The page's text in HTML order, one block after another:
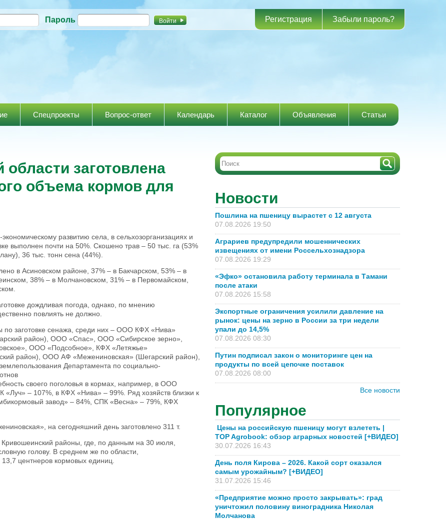
Перейти к
содержанию
Пароль Регистрация Забыли пароль?
Спецпроекты Вопрос-ответ Календарь Каталог Объявления Статьи
заготовлена
объема кормов для
развитию села, в сельхозорганизациях и
выполнен почти на 50%. Скошено трав – 50 тыс. га (53%
36 тыс. тонн сена (44%).
в Асиновском районе, 37% – в Бакчарском, 53% – в
38% – в Молчановском, 31% – в Первомайском,
дождливая погода, однако, по мнению
повлиять не должно.
по заготовке сенажа, среди них – ООО КФХ «Нива»
район), ООО «Спас», ООО «Сибирское зерно»,
ООО «Подсобное», КФХ «Летяжье»
район), ООО АФ «Межениновская» (Шегарский район),
Департамента по социально-
своего поголовья в кормах, например, в ООО
«Луч» – 107%, в КФХ «Нива» – 99%. Ряд хозяйств близки к
завод» – 84%, СПК «Весна» – 79%, КФХ
на сегодняшний день заготовлено 311 т.
районы, где, по данным на 30 июля,
голову. В среднем же по области,
центнеров кормовых единиц.
Новости
Пошлина на пшеницу вырастет с 12 августа
07.08.2026 19:50
Аграриев предупредили мошеннических
извещениях от имени Россельхознадзора
07.08.2026 19:29
«Эфко» остановила работу терминала в Тамани
после атаки
07.08.2026 15:58
Экспортные ограничения усилили давление на
рынок: цены на зерно в России за три недели
упали до 14,5%
07.08.2026 08:30
Путин подписал закон о мониторинге цен на
продукты по всей цепочке поставок
07.08.2026 08:00
Все новости
Популярное
Цены на российскую пшеницу могут взлететь |
TOP Agrobook: обзор аграрных новостей [+ВИДЕО]
30.07.2026 16:43
День поля Кирова – 2026. Какой сорт оказался
самым урожайным? [+ВИДЕО]
31.07.2026 15:46
«Предприятие можно просто закрывать»: град
уничтожил половину виноградника Николая
Молчанова